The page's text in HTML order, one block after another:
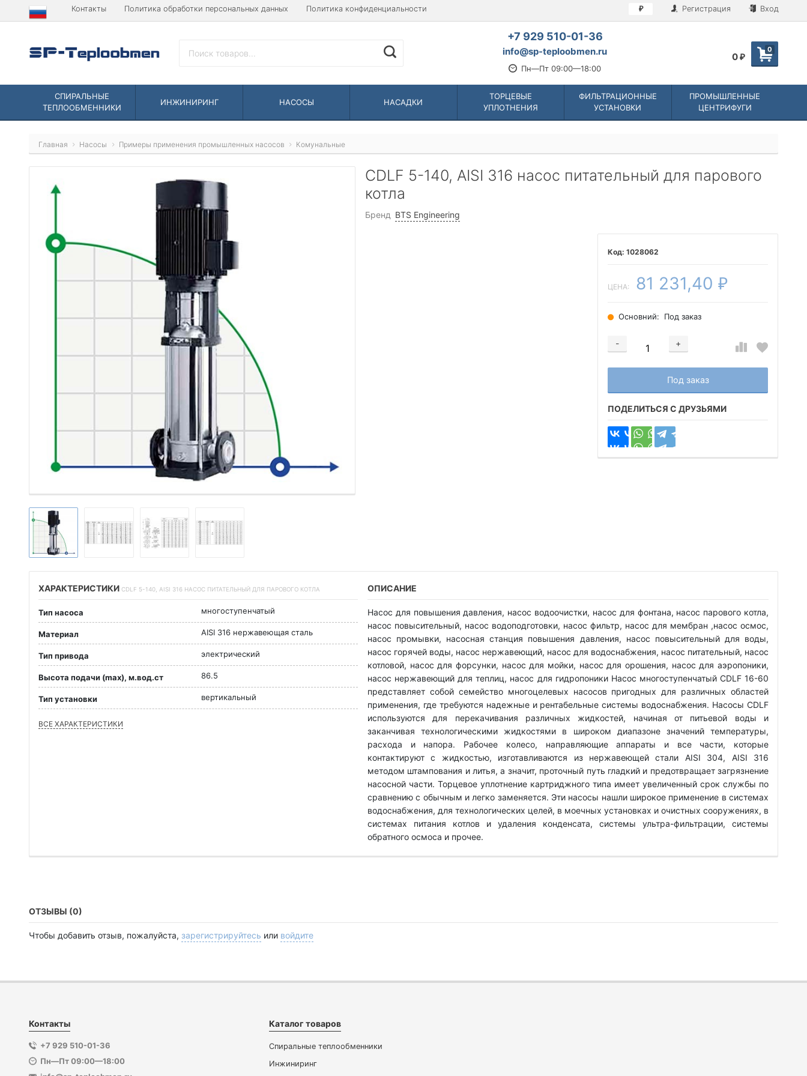
Контакты Политика обработки персональных данных Политика конфиденциальности ₽ Регистрация Вход
+7 929 510-01-36
info@sp-teploobmen.ru
Пн—Пт 09:00—18:00
0
0 ₽
СПИРАЛЬНЫЕ
ТЕПЛООБМЕННИКИ
ИНЖИНИРИНГ НАСОСЫ НАСАДКИ
ТОРЦЕВЫЕ
УПЛОТНЕНИЯ
ФИЛЬТРАЦИОННЫЕ
УСТАНОВКИ
ПРОМЫШЛЕННЫЕ
ЦЕНТРИФУГИ
Главная Насосы Примеры применения промышленных насосов Комунальные
CDLF 5-140, AISI 316 насос питательный для парового
котла
Бренд BTS Engineering
1028062
ЦЕНА: 81 231,40 ₽
Основний: Под заказ
-
+
Добавляется...
Под заказ
Добавлен
ПОДЕЛИТЬСЯ С ДРУЗЬЯМИ
ХАРАКТЕРИСТИКИ CDLF 5-140, AISI 316 НАСОС ПИТАТЕЛЬНЫЙ ДЛЯ ПАРОВОГО КОТЛА
Тип насоса многоступенчатый
Материал AISI 316 нержавеющая сталь
Тип привода электрический
Высота подачи (max), м.вод.ст 86.5
Тип установки вертикальный
ВСЕ ХАРАКТЕРИСТИКИ
ОПИСАНИЕ
Насос для повышения давления, насос водоочистки, насос для фонтана, насос парового котла,
насос повысительный, насос водоподготовки, насос фильтр, насос для мембран ,насос осмос,
насос промывки, насосная станция повышения давления, насос повысительный для воды,
насос горячей воды, насос нержавеющий, насос для водоснабжения, насос питательный, насос
котловой, насос для форсунки, насос для мойки, насос для орошения, насос для аэропоники,
насос нержавеющий для теплиц, насос для гидропоники Насос многоступенчатый CDLF 16-60
представляет собой семейство многоцелевых насосов пригодных для различных областей
применения, где требуются надежные и рентабельные системы водоснабжения. Насосы CDLF
используются для перекачивания различных жидкостей, начиная от питьевой воды и
заканчивая технологическими жидкостями в широком диапазоне значений температуры,
расхода и напора. Рабочее колесо, направляющие аппараты и все части, которые
контактируют с жидкостью, изготавливаются из нержавеющей стали AISI 304, AISI 316
методом штампования и литья, а значит, проточный путь гладкий и предотвращает загрязнение
насосной части. Торцевое уплотнение картриджного типа имеет увеличенный срок службы по
сравнению с обычным и легко заменяется. Эти насосы нашли широкое применение в системах
водоснабжения, для технологических целей, в моечных установках и очистных сооружениях, в
системах питания котлов и удаления конденсата, системы ультра-фильтрации, системы
обратного осмоса и прочее.
ОТЗЫВЫ (0)
Чтобы добавить отзыв, пожалуйста, зарегистрируйтесь или войдите
Контакты
+7 929 510-01-36
Пн—Пт 09:00—18:00
Каталог товаров
Спиральные теплообменники
Инжиниринг